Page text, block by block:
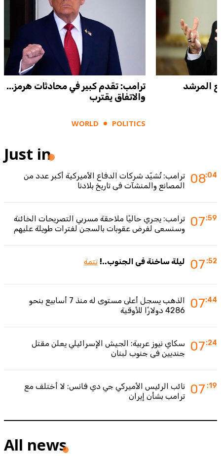
ترامب: تقدم كبير في محادثات هرمز...
والاتفاق يقترب
WORLD POLITICS
المرشد
Just in
08:04
ترامب: تُشيّد شركات الدفاع الأميركية أكبر عدد من
المصانع والمنشآت في تاريخ بلادنا
07:59
ترامب: يجري حاليًا ملاحقة مسربي التصريحات الخائنة
وسنسعى لفرض عقوبات بالسجن لفترات طويلة عليهم
07 :52 ليلة ساخنة في الجنوب..! تتمة
07:44
الذهب يسجل أعلى مستوى له منذ 7 أسابيع بنحو
4286 دولارًا للأوقية
07:24
سكاي نيوز عربية: الجيش الإسرائيلي يعلن مقتل
جنديين في جنوب لبنان
07 :19
نائب الرئيس الأميركي جي دي فانس: لا أختلف مع
ترامب بشأن إيران
All news